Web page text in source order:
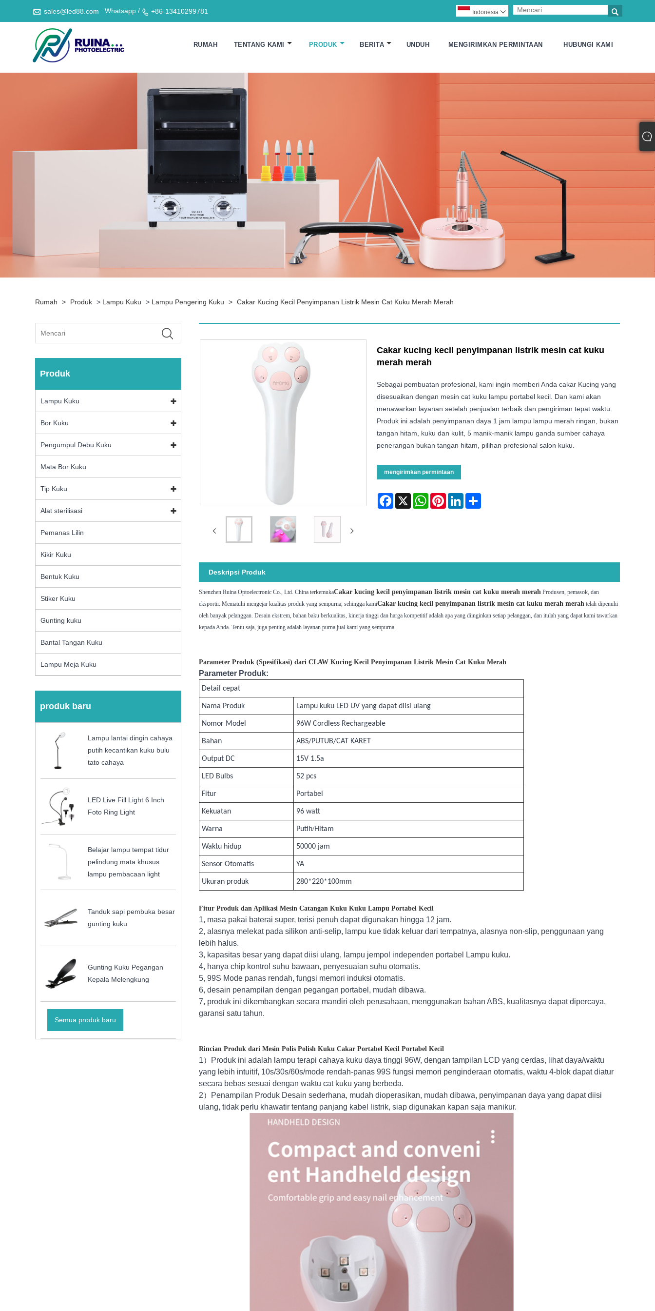
 sales@led88.com Whatsapp /  +86-13410299781 
Indonesia 
RUMAH TENTANG KAMI PRODUK BERITA UNDUH MENGIRIMKAN PERMINTAAN HUBUNGI KAMI
Rumah > Produk > Lampu Kuku > Lampu Pengering Kuku > Cakar Kucing Kecil Penyimpanan Listrik Mesin Cat Kuku Merah Merah
Produk
Lampu Kuku
Bor Kuku
Pengumpul Debu Kuku
Mata Bor Kuku
Tip Kuku
Alat sterilisasi
Pemanas Lilin
Kikir Kuku
Bentuk Kuku
Stiker Kuku
Gunting kuku
Bantal Tangan Kuku
Lampu Meja Kuku
produk baru
Lampu lantai dingin cahaya
putih kecantikan kuku bulu
tato cahaya
LED Live Fill Light 6 Inch
Foto Ring Light
Belajar lampu tempat tidur
pelindung mata khusus
lampu pembacaan light
Tanduk sapi pembuka besar
gunting kuku
Gunting Kuku Pegangan
Kepala Melengkung
Semua produk baru
Cakar kucing kecil penyimpanan listrik mesin cat kuku
merah merah
Sebagai pembuatan profesional, kami ingin memberi Anda cakar Kucing yang
disesuaikan dengan mesin cat kuku lampu portabel kecil. Dan kami akan
menawarkan layanan setelah penjualan terbaik dan pengiriman tepat waktu.
Produk ini adalah penyimpanan daya 1 jam lampu lampu merah ringan, bukan
tangan hitam, kuku dan kulit, 5 manik-manik lampu ganda sumber cahaya
penerangan bukan tangan hitam, pilihan profesional salon kuku.
mengirimkan permintaan
Facebook
X WhatsAppPinterestLinkedInShare
Deskripsi Produk
Shenzhen Ruina Optoelectronic Co., Ltd. China terkemukaCakar kucing kecil penyimpanan listrik mesin cat kuku merah merah Produsen, pemasok, dan
eksportir. Mematuhi mengejar kualitas produk yang sempurna, sehingga kamiCakar kucing kecil penyimpanan listrik mesin cat kuku merah merah telah dipenuhi
oleh banyak pelanggan. Desain ekstrem, bahan baku berkualitas, kinerja tinggi dan harga kompetitif adalah apa yang diinginkan setiap pelanggan, dan itulah yang dapat kami tawarkan
kepada Anda. Tentu saja, juga penting adalah layanan purna jual kami yang sempurna.
Parameter Produk (Spesifikasi) dari CLAW Kucing Kecil Penyimpanan Listrik Mesin Cat Kuku Merah
Parameter Produk:
Detail cepat
Nama Produk Lampu kuku LED UV yang dapat diisi ulang
Nomor Model 96W Cordless Rechargeable
Bahan ABS/PUTUB/CAT KARET
Output DC 15V 1.5a
LED Bulbs 52 pcs
Fitur Portabel
Kekuatan 96 watt
Warna Putih/Hitam
Waktu hidup 50000 jam
Sensor Otomatis YA
Ukuran produk 280*220*100mm
Fitur Produk dan Aplikasi Mesin Catangan Kuku Kuku Lampu Portabel Kecil
1, masa pakai baterai super, terisi penuh dapat digunakan hingga 12 jam.
2, alasnya melekat pada silikon anti-selip, lampu kue tidak keluar dari tempatnya, alasnya non-slip, penggunaan yang
lebih halus.
3, kapasitas besar yang dapat diisi ulang, lampu jempol independen portabel Lampu kuku.
4, hanya chip kontrol suhu bawaan, penyesuaian suhu otomatis.
5, 99S Mode panas rendah, fungsi memori induksi otomatis.
6, desain penampilan dengan pegangan portabel, mudah dibawa.
7, produk ini dikembangkan secara mandiri oleh perusahaan, menggunakan bahan ABS, kualitasnya dapat dipercaya,
garansi satu tahun.
Rincian Produk dari Mesin Polis Polish Kuku Cakar Portabel Kecil Portabel Kecil
1）
Produk ini adalah lampu terapi cahaya kuku daya tinggi 96W, dengan tampilan LCD yang cerdas, lihat daya/waktu
yang lebih intuitif, 10s/30s/60s/mode rendah-panas 99S fungsi memori penginderaan otomatis, waktu 4-blok dapat diatur
secara bebas sesuai dengan waktu cat kuku yang berbeda.
2）
Penampilan Produk Desain sederhana, mudah dioperasikan, mudah dibawa, penyimpanan daya yang dapat diisi
ulang, tidak perlu khawatir tentang panjang kabel listrik, siap digunakan kapan saja manikur.